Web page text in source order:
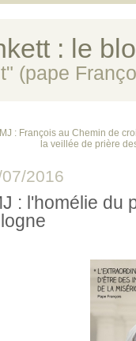
: le
(pape
: François au Chemin de
la veillée de prière
2016
: l'homélie du